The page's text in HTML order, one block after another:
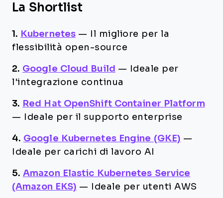
La Shortlist
1. Kubernetes —
Il migliore per la
flessibilità open-source
2. Google Cloud Build —
Ideale per
l'integrazione continua
3. Red Hat OpenShift Container Platform
—
Ideale per il supporto enterprise
4. Google Kubernetes Engine (GKE) —
Ideale per carichi di lavoro AI
5. Amazon Elastic Kubernetes Service
(Amazon EKS) — Ideale per utenti AWS